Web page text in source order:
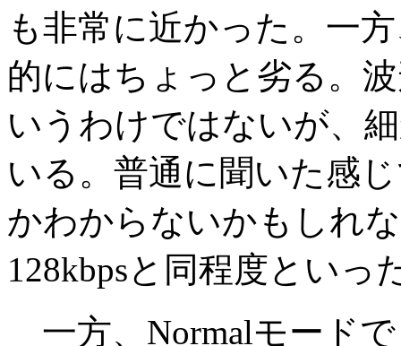
も非常に近かった。一
的にはちょっと劣る。
いうわけではないが、
いる。普通に聞いた感
かわからないかもしれ
128kbpsと同程度といっ
一方、Normalモード